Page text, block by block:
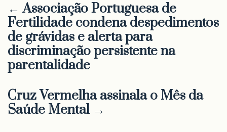
← Associação Portuguesa de
Fertilidade condena despedimentos
de grávidas e alerta para
discriminação persistente na
parentalidade
Cruz Vermelha assinala o Mês da
Saúde Mental →